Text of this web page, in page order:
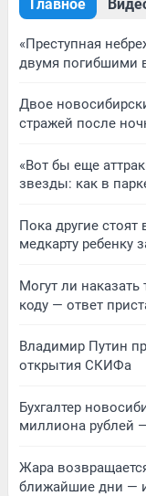
Главное
«Преступная
двумя погибшими
Двое
стражей после
«Вот бы еще
звезды: как в
Пока другие
медкарту ребенку
Могут ли наказать
коду — ответ
Владимир Путин
открытия СКИФа
Бухгалтер
миллиона рублей
Жара
ближайшие дни —